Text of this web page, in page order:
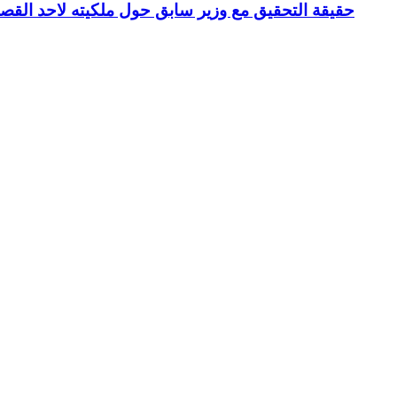
حقيقة التحقيق مع وزير سابق حول ملكيته لاحد